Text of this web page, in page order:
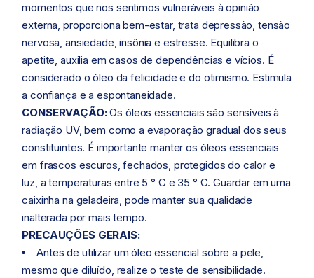
momentos que nos sentimos vulneráveis à opinião
externa, proporciona bem-estar, trata depressão, tensão
nervosa, ansiedade, insônia e estresse. Equilibra o
apetite, auxilia em casos de dependências e vícios. É
considerado o óleo da felicidade e do otimismo. Estimula
a confiança e a espontaneidade.
CONSERVAÇÃO:Os óleos essenciais são sensíveis à
radiação UV, bem como a evaporação gradual dos seus
constituintes. É importante manter os óleos essenciais
em frascos escuros, fechados, protegidos do calor e
luz, a temperaturas entre 5 ° C e 35 ° C. Guardar em uma
caixinha na geladeira, pode manter sua qualidade
inalterada por mais tempo.
PRECAUÇÕES GERAIS:
Antes de utilizar um óleo essencial sobre a pele,
mesmo que diluído, realize o teste de sensibilidade.